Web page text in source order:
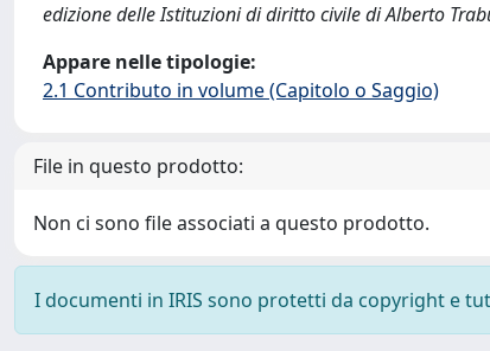
edizione delle Istituzioni di diritto civile di Alberto
Appare nelle tipologie:
2.1 Contributo in volume (Capitolo o Saggio)
File in questo prodotto:
Non ci sono file associati a questo prodotto.
I documenti in IRIS sono protetti da copyright e